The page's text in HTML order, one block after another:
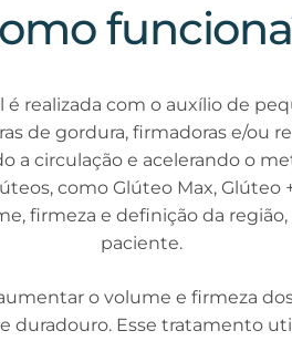
realizada com o auxílio de
de gordura, firmadoras e/ou
a circulação e acelerando o
como Glúteo Max, Glúteo
firmeza e definição da
paciente.
o volume e firmeza
duradouro. Esse tratamento